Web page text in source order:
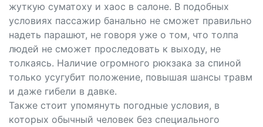
жуткую суматоху и хаос в салоне. В подобных
условиях пассажир банально не сможет правильно
надеть парашют, не говоря уже о том, что толпа
людей не сможет проследовать к выходу, не
толкаясь. Наличие огромного рюкзака за спиной
только усугубит положение, повышая шансы травм
и даже гибели в давке.
Также стоит упомянуть погодные условия, в
которых обычный человек без специального